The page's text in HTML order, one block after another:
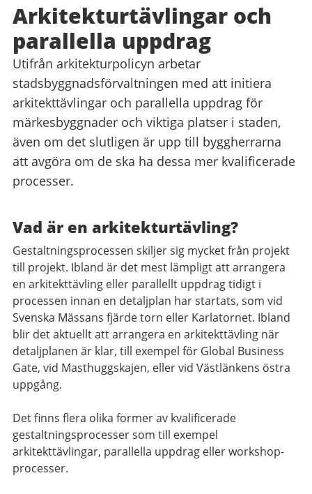
Arkitekturtävlingar och
parallella uppdrag
Utifrån arkitekturpolicyn arbetar
stadsbyggnadsförvaltningen med att initiera
arkitekttävlingar och parallella uppdrag för
märkesbyggnader och viktiga platser i staden,
även om det slutligen är upp till byggherrarna
att avgöra om de ska ha dessa mer kvalificerade
processer.
Vad är en arkitekturtävling?
Gestaltningsprocessen skiljer sig mycket från projekt
till projekt. Ibland är det mest lämpligt att arrangera
en arkitekttävling eller parallellt uppdrag tidigt i
processen innan en detaljplan har startats, som vid
Svenska Mässans fjärde torn eller Karlatornet. Ibland
blir det aktuellt att arrangera en arkitekttävling när
detaljplanen är klar, till exempel för Global Business
Gate, vid Masthuggskajen, eller vid Västlänkens östra
uppgång.
Det finns flera olika former av kvalificerade
gestaltningsprocesser som till exempel
arkitekttävlingar, parallella uppdrag eller workshop-
processer.